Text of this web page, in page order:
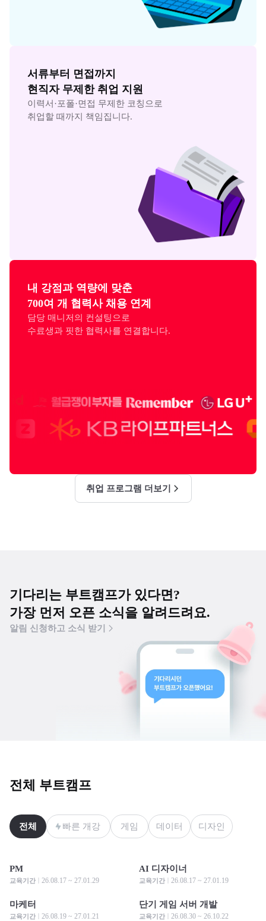
서류부터 면접까지
현직자 무제한 취업 지원
이력서·포폴·면접 무제한 코칭으로
취업할 때까지 책임집니다.
내 강점과 역량에 맞춘
700여 개 협력사 채용 연계
담당 매니저의 컨설팅으로
수료생과 핏한 협력사를 연결합니다.
취업 프로그램 더보기
기다리는 부트캠프가 있다면?
가장 먼저 오픈 소식을 알려드려요.
알림 신청하고 소식 받기
전체 부트캠프
전체 빠른 개강 게임 데이터 디자인
모집 중
모집 중
PM
교육기간 26.08.17 ~ 27.01.29
모집 중
모집 중
AI 디자이너
교육기간 26.08.17 ~ 27.01.19
모집 중
모집 중
마케터
교육기간 26.08.19 ~ 27.01.21
모집 중
모집 중
단기 게임 서버 개발
교육기간 26.08.30 ~ 26.10.22